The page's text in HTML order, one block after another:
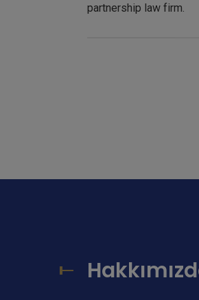
partnership law firm.